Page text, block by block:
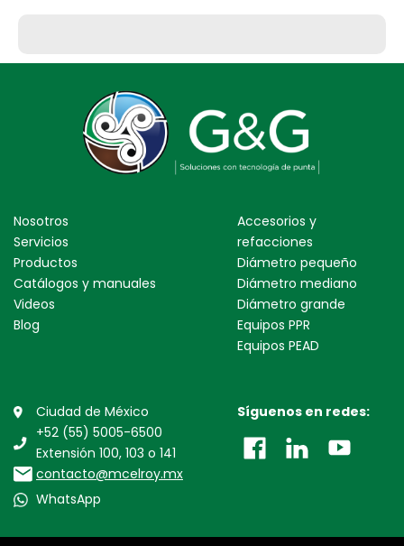
Nosotros
Servicios
Productos
Catálogos y manuales
Videos
Blog
Accesorios y
refacciones
Diámetro pequeño
Diámetro mediano
Diámetro grande
Equipos PPR
Equipos PEAD
Ciudad de México
+52 (55) 5005-6500
Extensión 100, 103 o 141
contacto@mcelroy.mx
WhatsApp
Síguenos en redes: